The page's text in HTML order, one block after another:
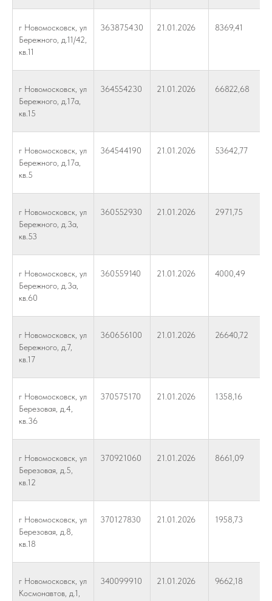
г Новомосковск, ул
Бережного, д.11/42,
кв.11
363875430 21.01.2026 8369,41
г Новомосковск, ул
Бережного, д.17а,
кв.15
364554230 21.01.2026 66822,68
г Новомосковск, ул
Бережного, д.17а,
кв.5
364544190 21.01.2026 53642,77
г Новомосковск, ул
Бережного, д.3а,
кв.53
360552930 21.01.2026 2971,75
г Новомосковск, ул
Бережного, д.3а,
кв.60
360559140 21.01.2026 4000,49
г Новомосковск, ул
Бережного, д.7,
кв.17
360656100 21.01.2026 26640,72
г Новомосковск, ул
Березовая, д.4,
кв.36
370575170 21.01.2026 1358,16
г Новомосковск, ул
Березовая, д.5,
кв.12
370921060 21.01.2026 8661,09
г Новомосковск, ул
Березовая, д.8,
кв.18
370127830 21.01.2026 1958,73
г Новомосковск, ул
Космонавтов, д.1,
340099910 21.01.2026 9662,18